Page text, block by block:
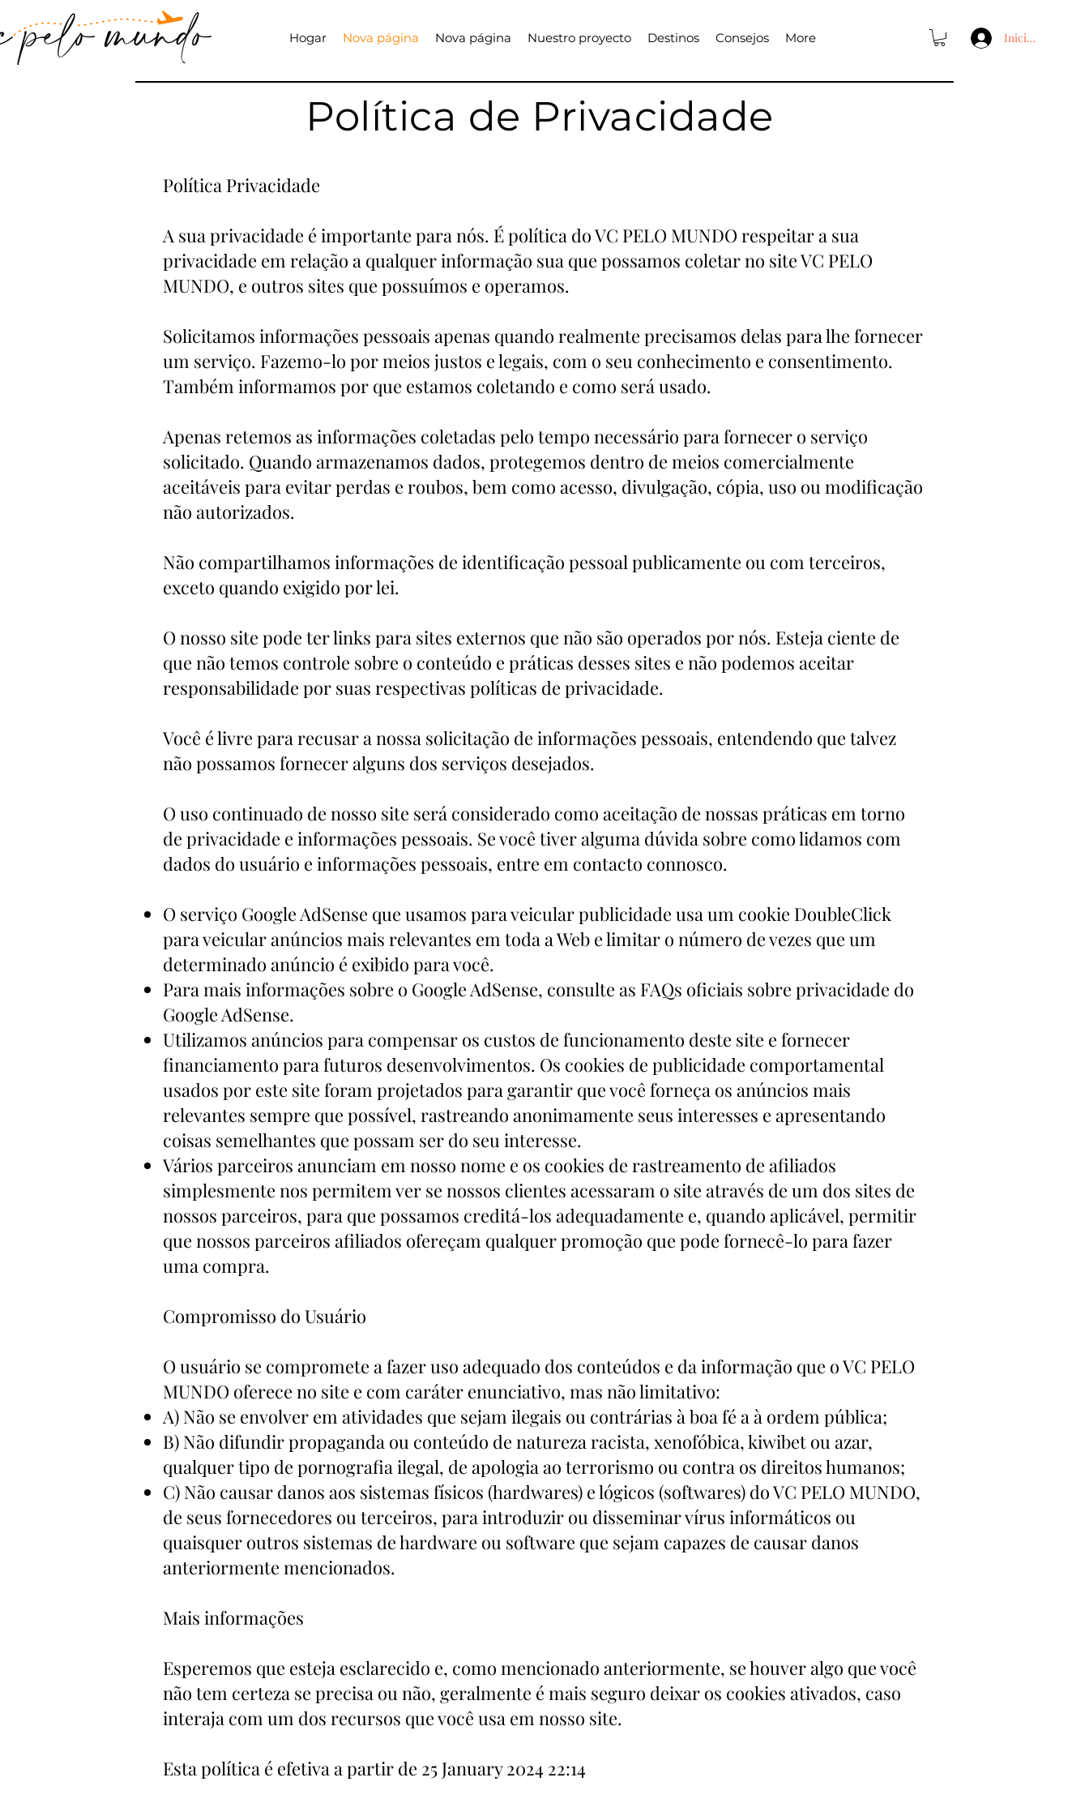
Hogar Nova página Nova página Nuestro proyecto Destinos Consejos More Iniciar sesión
Política de Privacidade
Política Privacidade
A sua privacidade é importante para nós. É política do VC PELO MUNDO respeitar a sua
privacidade em relação a qualquer informação sua que possamos coletar no site VC PELO
MUNDO, e outros sites que possuímos e operamos.
Solicitamos informações pessoais apenas quando realmente precisamos delas para lhe fornecer
um serviço. Fazemo-lo por meios justos e legais, com o seu conhecimento e consentimento.
Também informamos por que estamos coletando e como será usado.
Apenas retemos as informações coletadas pelo tempo necessário para fornecer o serviço
solicitado. Quando armazenamos dados, protegemos dentro de meios comercialmente
aceitáveis ​​para evitar perdas e roubos, bem como acesso, divulgação, cópia, uso ou modificação
não autorizados.
Não compartilhamos informações de identificação pessoal publicamente ou com terceiros,
exceto quando exigido por lei.
O nosso site pode ter links para sites externos que não são operados por nós. Esteja ciente de
que não temos controle sobre o conteúdo e práticas desses sites e não podemos aceitar
responsabilidade por suas respectivas políticas de privacidade.
Você é livre para recusar a nossa solicitação de informações pessoais, entendendo que talvez
não possamos fornecer alguns dos serviços desejados.
O uso continuado de nosso site será considerado como aceitação de nossas práticas em torno
de privacidade e informações pessoais. Se você tiver alguma dúvida sobre como lidamos com
dados do usuário e informações pessoais, entre em contacto connosco.
O serviço Google AdSense que usamos para veicular publicidade usa um cookie DoubleClick
para veicular anúncios mais relevantes em toda a Web e limitar o número de vezes que um
determinado anúncio é exibido para você.
Para mais informações sobre o Google AdSense, consulte as FAQs oficiais sobre privacidade do
Google AdSense.
Utilizamos anúncios para compensar os custos de funcionamento deste site e fornecer
financiamento para futuros desenvolvimentos. Os cookies de publicidade comportamental
usados ​​por este site foram projetados para garantir que você forneça os anúncios mais
relevantes sempre que possível, rastreando anonimamente seus interesses e apresentando
coisas semelhantes que possam ser do seu interesse.
Vários parceiros anunciam em nosso nome e os cookies de rastreamento de afiliados
simplesmente nos permitem ver se nossos clientes acessaram o site através de um dos sites de
nossos parceiros, para que possamos creditá-los adequadamente e, quando aplicável, permitir
que nossos parceiros afiliados ofereçam qualquer promoção que pode fornecê-lo para fazer
uma compra.
Compromisso do Usuário
O usuário se compromete a fazer uso adequado dos conteúdos e da informação que o VC PELO
MUNDO oferece no site e com caráter enunciativo, mas não limitativo:
A) Não se envolver em atividades que sejam ilegais ou contrárias à boa fé a à ordem pública;
B) Não difundir propaganda ou conteúdo de natureza racista, xenofóbica, kiwibet ou azar,
qualquer tipo de pornografia ilegal, de apologia ao terrorismo ou contra os direitos humanos;
C) Não causar danos aos sistemas físicos (hardwares) e lógicos (softwares) do VC PELO MUNDO,
de seus fornecedores ou terceiros, para introduzir ou disseminar vírus informáticos ou
quaisquer outros sistemas de hardware ou software que sejam capazes de causar danos
anteriormente mencionados.
Mais informações
Esperemos que esteja esclarecido e, como mencionado anteriormente, se houver algo que você
não tem certeza se precisa ou não, geralmente é mais seguro deixar os cookies ativados, caso
interaja com um dos recursos que você usa em nosso site.
Esta política é efetiva a partir de 25 January 2024 22:14